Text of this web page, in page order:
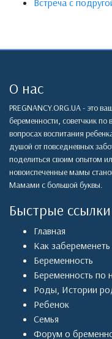
Встреча с
О нас
PREGNANCY.ORG.UA - это
беременности, советчкик
вопросах воспитания
душой от повседневных
поделиться своим опытом
новоиспеченные мамы
Мамами с большой буквы.
Быстрые ссылки
Главная
Как забеременеть
Беременность
Беременность по
Роды, Истории
Ребенок
Семья
Форум о